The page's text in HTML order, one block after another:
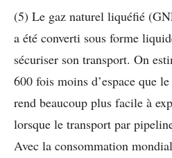
(5) Le gaz naturel liquéfié
a été converti sous forme
sécuriser son transport. On
600 fois moins d’espace que
rend beaucoup plus facile à
lorsque le transport par
Avec la consommation